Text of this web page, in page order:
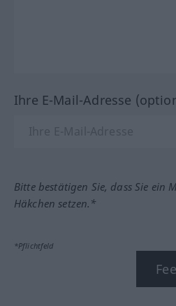
Ihre E-Mail-Adresse
Bitte bestätigen Sie, dass Sie ein
Häkchen setzen.*
*Pflichtfeld